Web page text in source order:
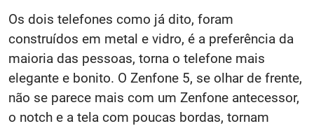
Os dois telefones como já dito, foram
construídos em metal e vidro, é a preferência da
maioria das pessoas, torna o telefone mais
elegante e bonito. O Zenfone 5, se olhar de frente,
não se parece mais com um Zenfone antecessor,
o notch e a tela com poucas bordas, tornam